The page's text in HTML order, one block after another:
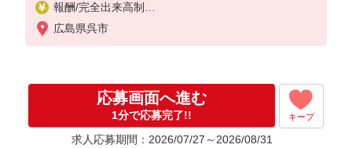
報酬/完全出来高制
月収100,000円〜/月収180,000円〜
≪勤務例≫ ※勤務地で異なる
［1］9：00〜14：30 月収約9万円 ［2］9：00〜
16：00 月収約12万円
◆研修制度と収入補償で、初めてでも安心！※収入
補償：月8万円（3ヶ月間）
広島県呉市
応募画面へ進む
1分で応募完了!! キープ
求人応募期間：2026/07/27～2026/08/31